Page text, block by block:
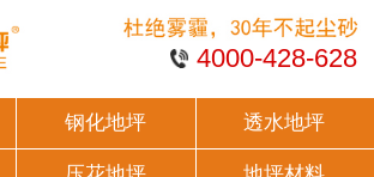
4000-428-628
钢化地坪 透水地坪